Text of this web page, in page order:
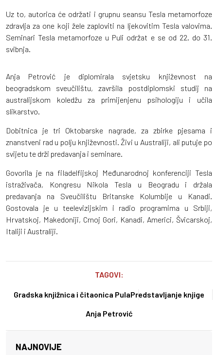
Uz to, autorica će održati i grupnu seansu Tesla metamorfoze
zdravlja za one koji žele zaploviti na ljekovitim Tesla valovima.
Seminari Tesla metamorfoze u Puli održat e se od 22. do 31.
svibnja.
Anja Petrović je diplomirala svjetsku književnost na
beogradskom sveučilištu, završila postdiplomski studij na
australijskom koledžu za primijenjenu psihologiju i učila
slikarstvo.
Dobitnica je tri Oktobarske nagrade, za zbirke pjesama i
znanstveni rad u polju književnosti. Živi u Australiji, ali putuje po
svijetu te drži predavanja i seminare.
Govorila je na filadelfijskoj Međunarodnoj konferenciji Tesla
istraživača, Kongresu Nikola Tesla u Beogradu i držala
predavanja na Sveučilištu Britanske Kolumbije u Kanadi.
Gostovala je u teelevizijskim i radio programima u Srbiji,
Hrvatskoj, Makedoniji, Crnoj Gori, Kanadi, Americi, Švicarskoj,
Italiji i Australiji.
TAGOVI:
Gradska knjižnica i čitaonica PulaPredstavljanje knjige
Anja Petrović
NAJNOVIJE